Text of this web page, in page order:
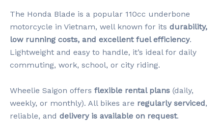
The Honda Blade is a popular 110cc underbone
motorcycle in Vietnam, well known for its durability,
low running costs, and excellent fuel efficiency.
Lightweight and easy to handle, it’s ideal for daily
commuting, work, school, or city riding.
Wheelie Saigon offers flexible rental plans (daily,
weekly, or monthly). All bikes are regularly serviced,
reliable, and delivery is available on request.